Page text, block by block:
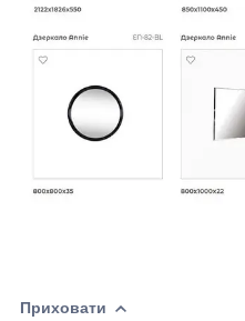
Приховати